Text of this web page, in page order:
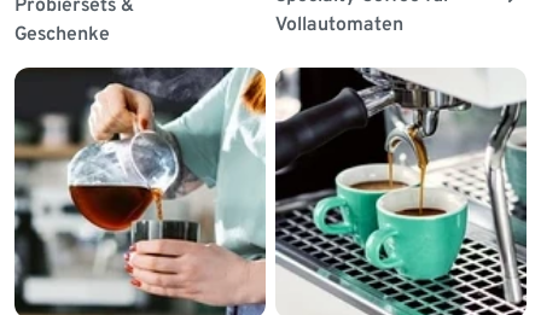
Geschenke
Vollautomaten